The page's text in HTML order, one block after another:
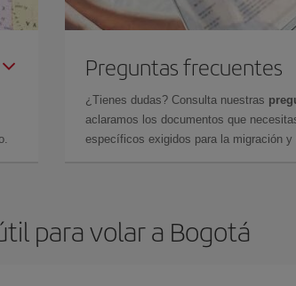
Preguntas frecuentes
¿Tienes dudas? Consulta nuestras
aclaramos los documentos que
específicos exigidos para la migración y
para volar a Bogotá